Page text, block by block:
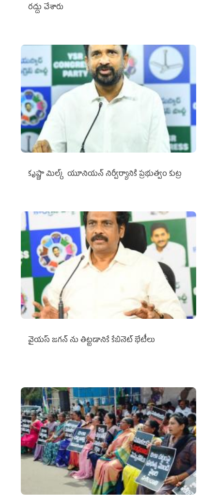
రద్దు చేశారు
కృష్ణా మిల్క్‌ యూనియన్‌ నిర్వీర్యానికి ప్రభుత్వం కుట్ర
వైయ‌స్ జగన్‌ ను తిట్టడానికే కేబినెట్‌ భేటీలు